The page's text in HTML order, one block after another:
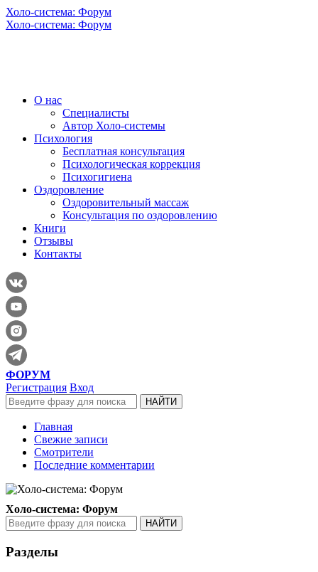
Холо-система: Форум
Холо-система: Форум
О нас
Специалисты
Автор Холо-системы
Психология
Бесплатная консультация
Психологическая коррекция
Психогигиена
Оздоровление
Оздоровительный массаж
Консультация по оздоровлению
Книги
Отзывы
Контакты
ФОРУМ
Регистрация Вход
Главная
Свежие записи
Смотрители
Последние комментарии
Холо-система: Форум
Разделы